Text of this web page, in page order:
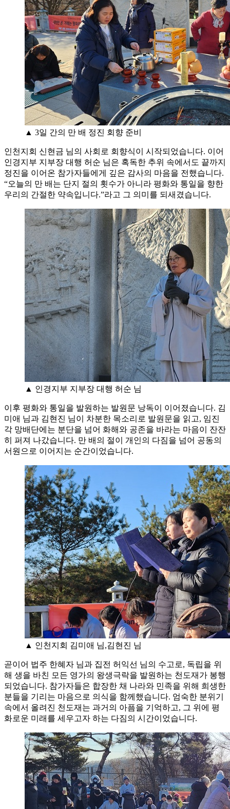
▲ 3일 간의 만 배 정진 회향 준비
인천지회 신현금 님의 사회로 회향식이 시작되었습니다. 이어
인경지부 지부장 대행 허순 님은 혹독한 추위 속에서도 끝까지
정진을 이어온 참가자들에게 깊은 감사의 마음을 전했습니다.
“오늘의 만 배는 단지 절의 횟수가 아니라 평화와 통일을 향한
우리의 간절한 약속입니다.”라고 그 의미를 되새겼습니다.
▲ 인경지부 지부장 대행 허순 님
이후 평화와 통일을 발원하는 발원문 낭독이 이어졌습니다. 김
미애 님과 김현진 님이 차분한 목소리로 발원문을 읽고, 임진
각 망배단에는 분단을 넘어 화해와 공존을 바라는 마음이 잔잔
히 퍼져 나갔습니다. 만 배의 절이 개인의 다짐을 넘어 공동의
서원으로 이어지는 순간이었습니다.
▲ 인천지회 김미애 님,김현진 님
곧이어 법주 한혜자 님과 집전 허익선 님의 수고로, 독립을 위
해 생을 바친 모든 영가의 왕생극락을 발원하는 천도재가 봉행
되었습니다. 참가자들은 합장한 채 나라와 민족을 위해 희생한
분들을 기리는 마음으로 의식을 함께했습니다. 엄숙한 분위기
속에서 올려진 천도재는 과거의 아픔을 기억하고, 그 위에 평
화로운 미래를 세우고자 하는 다짐의 시간이었습니다.